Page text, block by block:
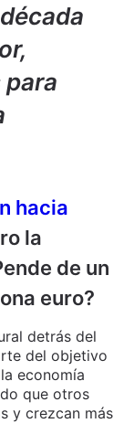
para
hacia
la
de un
euro?
detrás del
del objetivo
economía
que otros
y crezcan más